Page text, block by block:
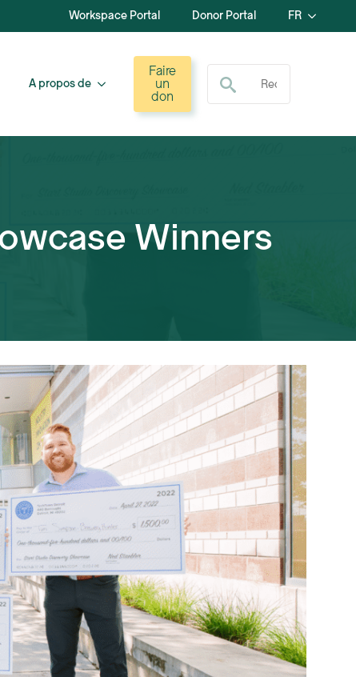
Workspace Portal Donor Portal FR
A propos de
Faire
un
don
Recherche de :
Winners